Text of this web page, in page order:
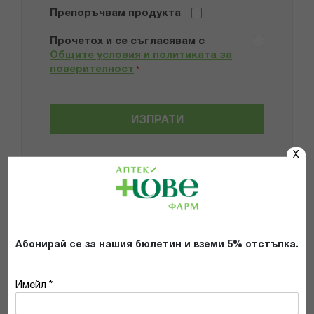
X
Абонирай се за нашия бюлетин и вземи 5% отстъпка.
Имейл *
Препоръчвам продукта
Прочетох и се съгласявам с
Общите условия и политиката за
поверителност *
ИЗПРАТИ
HARTMANN AG SEVAR